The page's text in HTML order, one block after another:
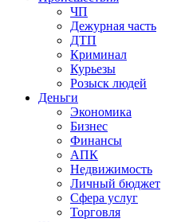
ЧП
Дежурная часть
ДТП
Криминал
Курьезы
Розыск людей
Деньги
Экономика
Бизнес
Финансы
АПК
Недвижимость
Личный бюджет
Сфера услуг
Торговля